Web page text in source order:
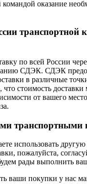
командой оказание
транспортной
по всей России
СДЭК. СДЭК
в различные
стоимость доставки
от вашего
использовать
пожалуйста,
рады выполнить
ваши покупки у нас